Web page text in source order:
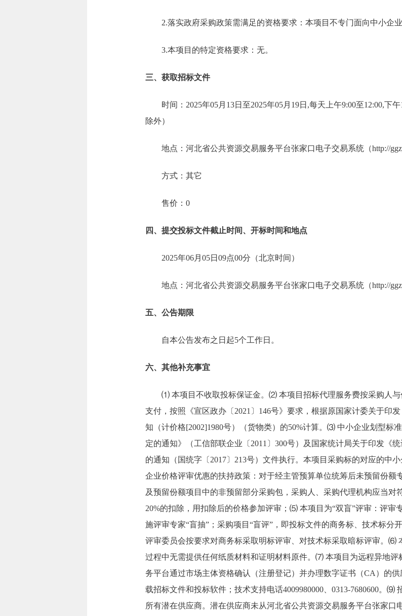
2.落实政府采购政策需满足的资格要求：本项目不专门面向中小企业
3.本项目的特定资格要求：无。
三、获取招标文件
时间：2025年05月13日至2025年05月19日,每天上午9:00至12:00,下
除外）
地点：河北省公共资源交易服务平台张家口电子交易系统（http://
方式：其它
售价：0
四、提交投标文件截止时间、开标时间和地点
2025年06月05日09点00分（北京时间）
地点：河北省公共资源交易服务平台张家口电子交易系统（http://
五、公告期限
自本公告发布之日起5个工作日。
六、其他补充事宜
⑴ 本项目不收取投标保证金。⑵ 本项目招标代理服务费按采购人
支付，按照《宣区政办〔2021〕146号》要求，根据原国家计委关于印
知（计价格[2002]1980号）（货物类）的50%计算。⑶ 中小企业划型标
定的通知》（工信部联企业〔2011〕300号）及国家统计局关于印发《
的通知（国统字〔2017〕213号）文件执行。本项目采购标的对应的中
企业价格评审优惠的扶持政策：对于经主管预算单位统筹后未预留份额
及预留份额项目中的非预留部分采购包，采购人、采购代理机构应当对
20%的扣除，用扣除后的价格参加评审；⑸ 本项目为“双盲”评审：评审
施评审专家“盲抽”；采购项目“盲评”，即投标文件的商务标、技术标分
评审委员会按要求对商务标采取明标评审、对技术标采取暗标评审。⑹
过程中无需提供任何纸质材料和证明材料原件。⑺ 本项目为远程异地
务平台通过市场主体资格确认（注册登记）并办理数字证书（CA）的
载招标文件和投标软件；技术支持电话4009980000、0313-7680600。⑼
所有潜在供应商。潜在供应商未从河北省公共资源交易服务平台张家口